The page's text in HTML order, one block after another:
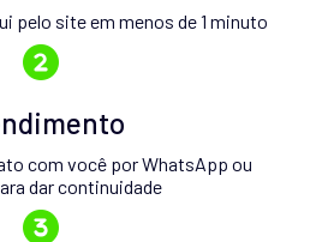
pelo site em menos de 1 minuto
com você por WhatsApp ou
dar continuidade